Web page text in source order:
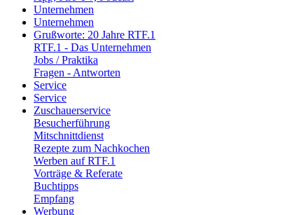
Unternehmen
Unternehmen
Grußworte: 20 Jahre RTF.1
RTF.1 - Das Unternehmen
Jobs / Praktika
Fragen - Antworten
Service
Service
Zuschauerservice
Besucherführung
Mitschnittdienst
Rezepte zum Nachkochen
Werben auf RTF.1
Vorträge & Referate
Buchtipps
Empfang
Werbung